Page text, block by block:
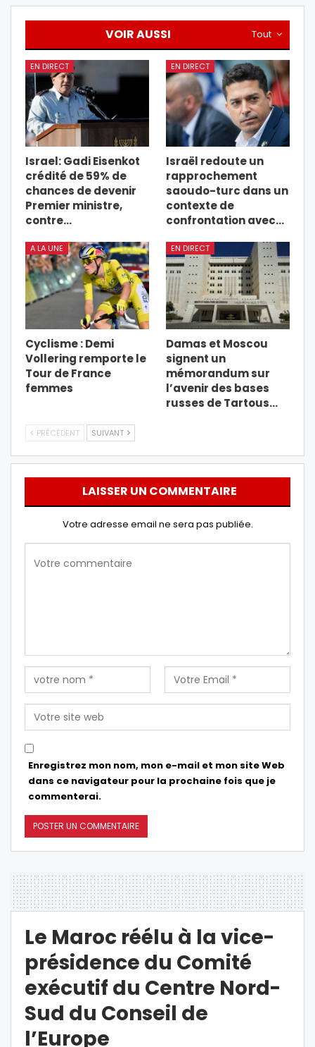
Tout
VOIR AUSSI
EN DIRECT
Israel: Gadi Eisenkot
crédité de 59% de
chances de devenir
Premier ministre,
contre…
EN DIRECT
Israël redoute un
rapprochement
saoudo-turc dans un
contexte de
confrontation avec…
A LA UNE
Cyclisme : Demi
Vollering remporte le
Tour de France
femmes
EN DIRECT
Damas et Moscou
signent un
mémorandum sur
l’avenir des bases
russes de Tartous…
PRÉCÉDENT SUIVANT
LAISSER UN COMMENTAIRE
Votre adresse email ne sera pas publiée.
Enregistrez mon nom, mon e-mail et mon site Web
dans ce navigateur pour la prochaine fois que je
commenterai.
Le Maroc réélu à la vice-
présidence du Comité
exécutif du Centre Nord-
Sud du Conseil de
l’Europe